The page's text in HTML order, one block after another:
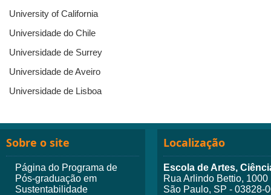
University of California
Universidade do Chile
Universidade de Surrey
Universidade de Aveiro
Universidade de Lisboa
Sobre o site
Página do Programa de
Pós-graduação em
Sustentabilidade
Localização
Escola de Artes,
Rua Arlindo Bettio, 1000
São Paulo, SP - 03828-